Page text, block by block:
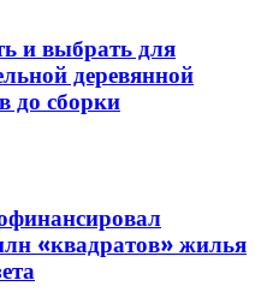
и выбрать для
деревянной
до сборки
«квадратов» жилья